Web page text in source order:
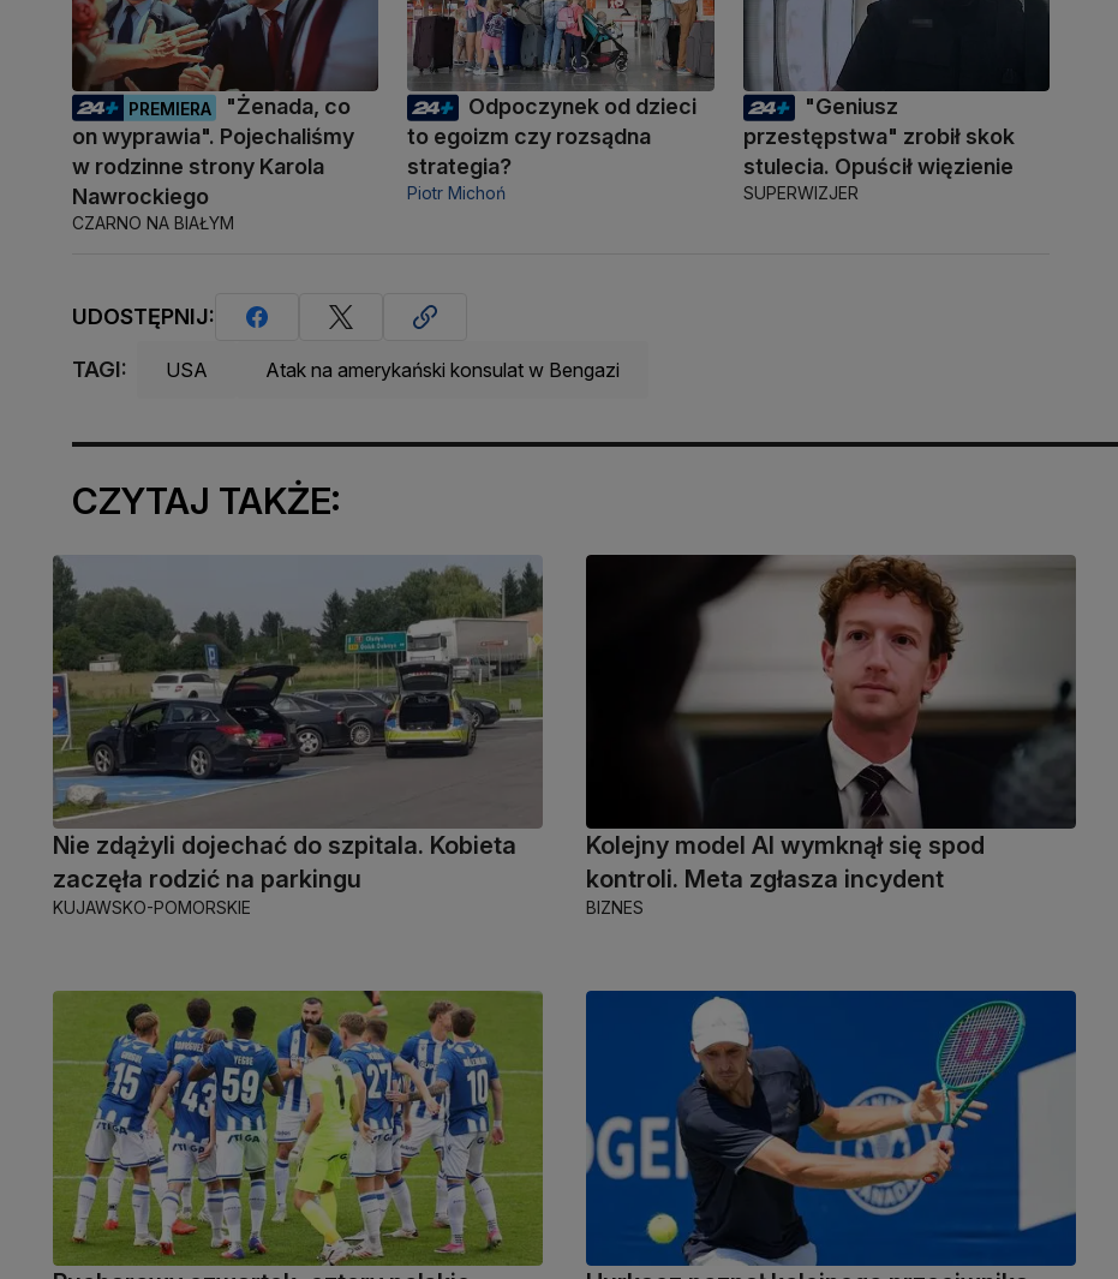
PREMIERA
"Żenada, co
on wyprawia". Pojechaliśmy
w rodzinne strony Karola
Nawrockiego
CZARNO NA BIAŁYM
Odpoczynek od dzieci
to egoizm czy rozsądna
strategia?
Piotr Michoń
"Geniusz
przestępstwa" zrobił skok
stulecia. Opuścił więzienie
SUPERWIZJER
UDOSTĘPNIJ:
TAGI: USA Atak na amerykański konsulat w Bengazi
CZYTAJ TAKŻE:
Nie zdążyli dojechać do szpitala. Kobieta
zaczęła rodzić na parkingu
KUJAWSKO-POMORSKIE
Kolejny model AI wymknął się spod
kontroli. Meta zgłasza incydent
BIZNES